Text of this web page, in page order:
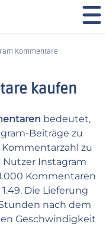
Kommentare
kaufen
bedeutet,
Beiträge zu
zu
Instagram
Kommentaren
Die Lieferung
nach dem
Geschwindigkeit